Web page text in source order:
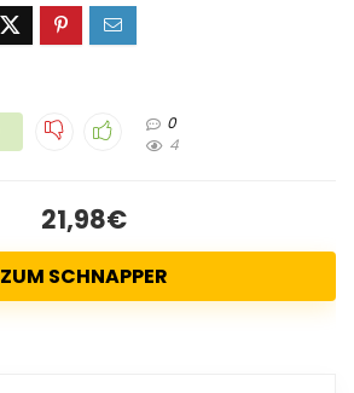
0
4
21,98€
ZUM SCHNAPPER